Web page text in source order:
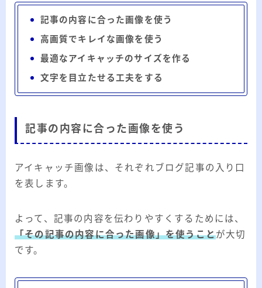
記事の内容に合った画像を使う
高画質でキレイな画像を使う
最適なアイキャッチのサイズを作る
文字を目立たせる工夫をする
記事の内容に合った画像を使う
アイキャッチ画像は、それぞれブログ記事の入り口
を表します。
よって、記事の内容を伝わりやすくするためには、
「その記事の内容に合った画像」を使うことが大切
です。